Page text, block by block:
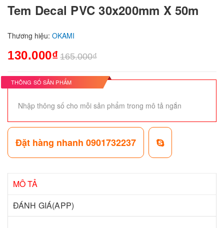
Tem Decal PVC 30x200mm X 50m
Thương hiệu: OKAMI
130.000₫ 165.000₫
THÔNG SỐ SẢN PHẨM
Nhập thông số cho mỗi sản phẩm trong mô tả ngắn
Đặt hàng nhanh 0901732237
MÔ TẢ
ĐÁNH GIÁ(APP)